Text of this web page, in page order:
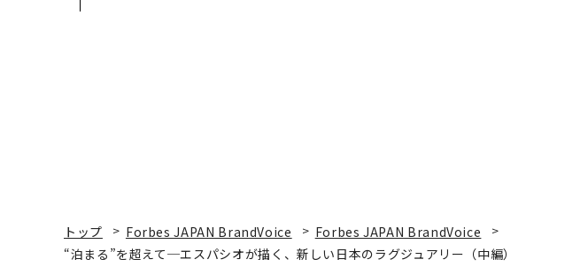
トップ Forbes JAPAN BrandVoice
Forbes JAPAN BrandVoice
“泊まる”を超えて─エスパシオが描く、新しい日本のラグジュアリー（中編）